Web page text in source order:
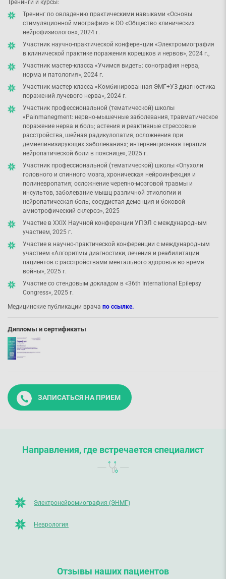
Тренинги и курсы:
Тренинг по овладению практическими навыками «Основы
стимуляционной миографии» в ОО «Общество клинических
нейрофизиологов», 2024 г.
Участник научно-практической конференции «Электромиография
в клинической практике поражения корешков и нервов», 2024 г.,
Участник мастер-класса «Учимся видеть: сонография нерва,
норма и патология», 2024 г.
Участник мастер-класса «Комбинированная ЭМГ+УЗ диагностика
поражений лучевого нерва», 2024 г.
Участник профессиональной (тематической) школы
«Painmanegment: нервно-мышечные заболевания, травматическое
поражение нерва и боль; астения и реактивные стрессовые
расстройства, шейная радикулопатия, осложнения при
демиелинизирующих заболеваниях; интервенционная терапия
нейропатической боли в пояснице», 2025 г.
Участник профессиональной (тематической) школы «Опухоли
головного и спинного мозга, хроническая нейроинфекция и
полиневропатия; осложнение черепно-мозговой травмы и
инсультов, заболевание мышц различной этиологии и
нейропатическая боль; сосудистая деменция и боковой
амиотрофический склероз», 2025
Участие в XXIX Научной конференции УПЭЛ с международным
участием, 2025 г.
Участие в научно-практической конференции с международным
участием «Алгоритмы диагностики, лечения и реабилитации
пациентов с расстройствами ментального здоровья во время
войны», 2025 г.
Участие со стендовым докладом в «36th International Epilepsy
Congress», 2025 г.
Медицинские публикации врача по ссылке.
Дипломы и сертификаты
ЗАПИСАТЬСЯ НА ПРИЕМ
Направления, где встречается специалист
Электронейромиография (ЭНМГ)
Неврология
Отзывы наших пациентов